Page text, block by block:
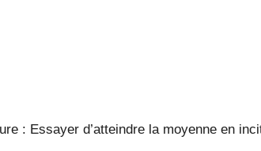
: Essayer d’atteindre la moyenne en